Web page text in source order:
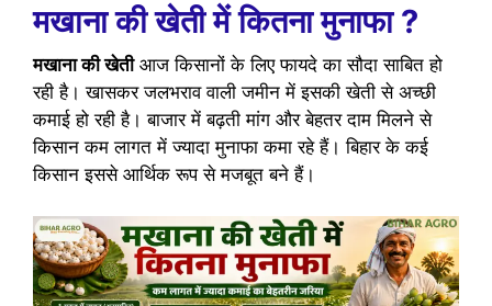
मखाना की खेती में कितना मुनाफा ?
मखाना की खेतीआज किसानों के लिए फायदे का सौदा साबित हो
रही है। खासकर जलभराव वाली जमीन में इसकी खेती से अच्छी
कमाई हो रही है। बाजार में बढ़ती मांग और बेहतर दाम मिलने से
किसान कम लागत में ज्यादा मुनाफा कमा रहे हैं। बिहार के कई
किसान इससे आर्थिक रूप से मजबूत बने हैं।